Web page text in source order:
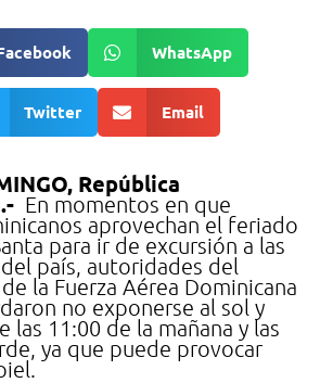
WhatsApp
Twitter Email
República
En momentos en que
aprovechan el feriado
para ir de excursión a las
país, autoridades del
la Fuerza Aérea Dominicana
no exponerse al sol y
las 11:00 de la mañana y las
ya que puede provocar